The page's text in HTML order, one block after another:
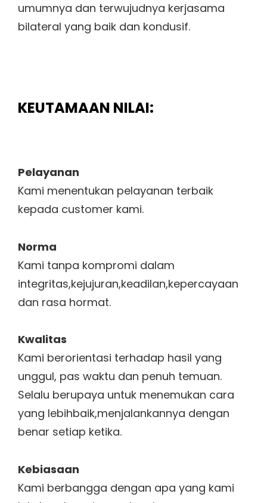
umumnya dan terwujudnya kerjasama
bilateral yang baik dan kondusif.
KEUTAMAAN NILAI:
Pelayanan
Kami menentukan pelayanan terbaik
kepada customer kami.
Norma
Kami tanpa kompromi dalam
integritas,kejujuran,keadilan,kepercayaan
dan rasa hormat.
Kwalitas
Kami berorientasi terhadap hasil yang
unggul, pas waktu dan penuh temuan.
Selalu berupaya untuk menemukan cara
yang lebihbaik,menjalankannya dengan
benar setiap ketika.
Kebiasaan
Kami berbangga dengan apa yang kami